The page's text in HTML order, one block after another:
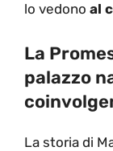
lo vedono al
La
palazzo
La storia di